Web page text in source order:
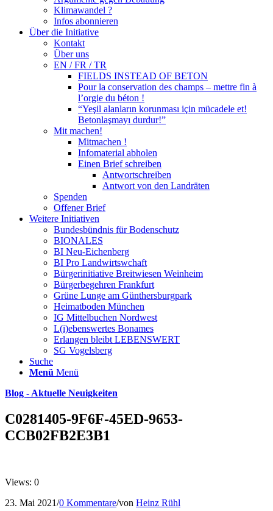
Klimawandel ?
Infos abonnieren
Über die Initiative
Kontakt
Über uns
EN / FR / TR
FIELDS INSTEAD OF BETON
Pour la conservation des champs – mettre fin à
l’orgie du béton !
“Yeşil alanların korunması için mücadele et!
Betonlaşmayı durdur!”
Mit machen!
Mitmachen !
Infomaterial abholen
Einen Brief schreiben
Antwortschreiben
Antwort von den Landräten
Spenden
Offener Brief
Weitere Initiativen
Bundesbündnis für Bodenschutz
BIONALES
BI Neu-Eichenberg
BI Pro Landwirtswchaft
Bürgerinitiative Breitwiesen Weinheim
Bürgerbegehren Frankfurt
Grüne Lunge am Günthersburgpark
Heimatboden München
IG Mittelbuchen Nordwest
L(i)ebenswertes Bonames
Erlangen bleibt LEBENSWERT
SG Vogelsberg
Suche
Menü Menü
Blog - Aktuelle Neuigkeiten
C0281405-9F6F-45ED-9653-
CCB02FB2E3B1
Views: 0
23. Mai 2021/0 Kommentare/von Heinz Rühl